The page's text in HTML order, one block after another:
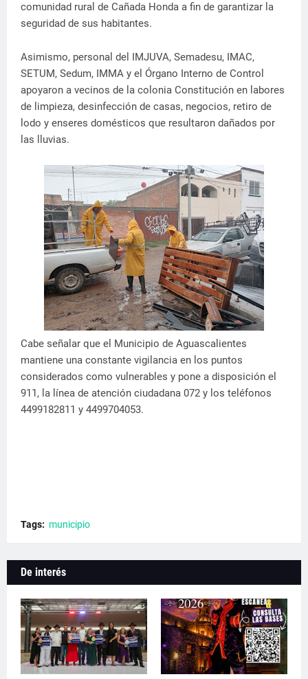
comunidad rural de Cañada Honda a fin de garantizar la
seguridad de sus habitantes.
Asimismo, personal del IMJUVA, Semadesu, IMAC,
SETUM, Sedum, IMMA y el Órgano Interno de Control
apoyaron a vecinos de la colonia Constitución en labores
de limpieza, desinfección de casas, negocios, retiro de
lodo y enseres domésticos que resultaron dañados por
las lluvias.
Cabe señalar que el Municipio de Aguascalientes
mantiene una constante vigilancia en los puntos
considerados como vulnerables y pone a disposición el
911, la línea de atención ciudadana 072 y los teléfonos
4499182811 y 4499704053.
Tags: municipio
De interés